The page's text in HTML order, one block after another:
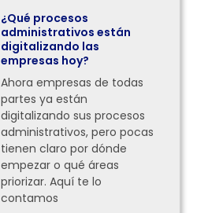
¿Qué procesos
administrativos están
digitalizando las
empresas hoy?
Ahora empresas de todas
partes ya están
digitalizando sus procesos
administrativos, pero pocas
tienen claro por dónde
empezar o qué áreas
priorizar. Aquí te lo
contamos